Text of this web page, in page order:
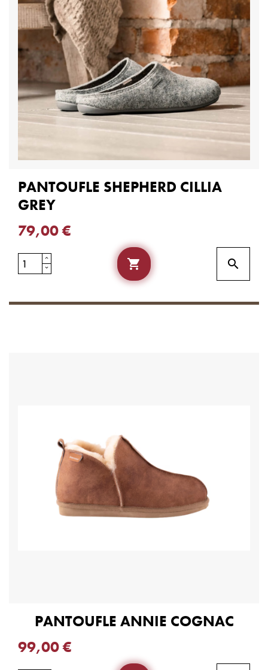
PANTOUFLE SHEPHERD CILLIA
GREY
79,00 €
 
PANTOUFLE ANNIE COGNAC
99,00 €